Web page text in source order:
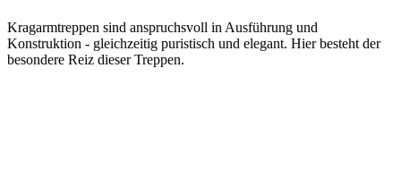
Kragarmtreppen sind anspruchsvoll in Ausführung und
Konstruktion - gleichzeitig puristisch und elegant. Hier besteht der
besondere Reiz dieser Treppen.